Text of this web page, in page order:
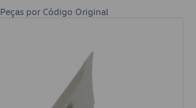
Peças por Código Original